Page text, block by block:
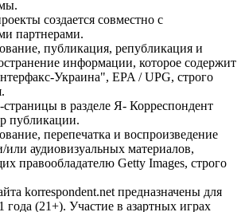
создается совместно с
партнерами.
публикация, републикация и
информации, которое содержит
Украина", EPA / UPG, строго
страницы в разделе Я- Корреспондент
публикации.
перепечатка и воспроизведение
или аудиовизуальных материалов,
правообладателю Getty Images, строго
korrespondent.net предназначены для
года (21+). Участие в азартных играх